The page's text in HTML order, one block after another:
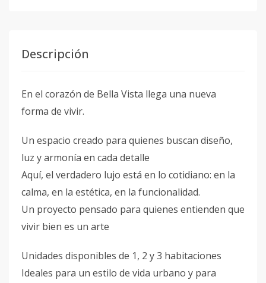
Descripción
En el corazón de Bella Vista llega una nueva
forma de vivir.
Un espacio creado para quienes buscan diseño,
luz y armonía en cada detalle
Aquí, el verdadero lujo está en lo cotidiano: en la
calma, en la estética, en la funcionalidad.
Un proyecto pensado para quienes entienden que
vivir bien es un arte
Unidades disponibles de 1, 2 y 3 habitaciones
Ideales para un estilo de vida urbano y para